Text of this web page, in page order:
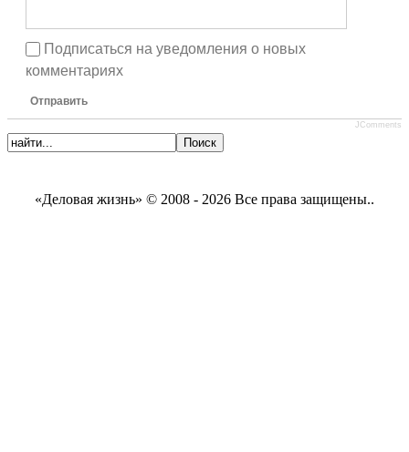
Подписаться на уведомления о новых
комментариях
Отправить
JComments
«Деловая жизнь» © 2008 - 2026 Все права защищены..